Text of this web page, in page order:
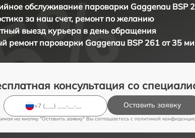
обслуживание пароварки Gaggenau BSP
за наш счет, ремонт по желанию
выезд курьера в день обращения
ремонт пароварки Gaggenau BSP 261 от 35
консультация со
Оставить заявку
на кнопку "Оставить заявку" Вы соглашаетесь c политикой